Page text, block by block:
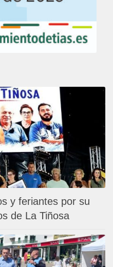
y feriantes por su
de La Tiñosa